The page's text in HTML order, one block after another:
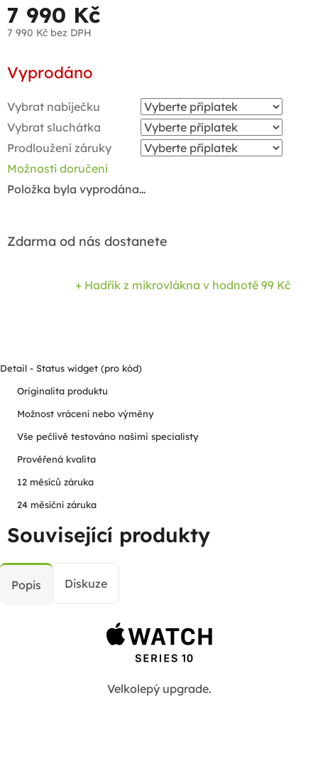
7 990 Kč
7 990 Kč bez DPH
cena:
Vyprodáno
Vybrat nabíječku
Vybrat sluchátka
Prodloužení záruky
Možnosti doručení
Položka byla vyprodána…
Zdarma od nás dostanete
+ Hadřík z mikrovlákna v hodnotě 99 Kč
Detail - Status widget (pro kód)
Originalita produktu
Možnost vrácení nebo výměny
Vše pečlivě testováno našimi specialisty
Prověřená kvalita
12 měsíců záruka
24 měsíční záruka
Související produkty
Popis Diskuze
Velkolepý upgrade.